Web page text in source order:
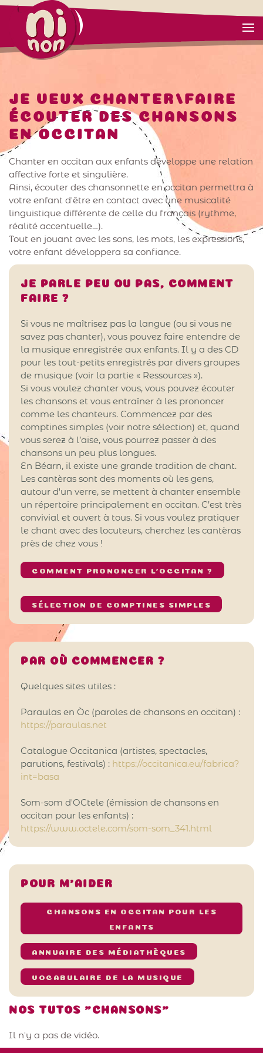
JE VEUX CHANTER/FAIRE
ÉCOUTER DES CHANSONS
EN OCCITAN
Chanter en occitan aux enfants développe une relation
affective forte et singulière.
Ainsi, écouter des chansonnette en occitan permettra à
votre enfant d'être en contact avec une musicalité
linguistique différente de celle du français (rythme,
réalité accentuelle…).
Tout en jouant avec les sons, les mots, les expressions,
votre enfant développera sa confiance.
JE PARLE PEU OU PAS, COMMENT
FAIRE ?
Si vous ne maîtrisez pas la langue (ou si vous ne
savez pas chanter), vous pouvez faire entendre de
la musique enregistrée aux enfants. Il y a des CD
pour les tout-petits enregistrés par divers groupes
de musique (voir la partie « Ressources »).
Si vous voulez chanter vous, vous pouvez écouter
les chansons et vous entraîner à les prononcer
comme les chanteurs. Commencez par des
comptines simples (voir notre sélection) et, quand
vous serez à l’aise, vous pourrez passer à des
chansons un peu plus longues.
En Béarn, il existe une grande tradition de chant.
Les cantèras sont des moments où les gens,
autour d'un verre, se mettent à chanter ensemble
un répertoire principalement en occitan. C’est très
convivial et ouvert à tous. Si vous voulez pratiquer
le chant avec des locuteurs, cherchez les cantèras
près de chez vous !
COMMENT PRONONCER L’OCCITAN ?
SÉLECTION DE COMPTINES SIMPLES
PAR OÙ COMMENCER ?
Quelques sites utiles :
Paraulas en Òc (paroles de chansons en occitan) :
https://paraulas.net
Catalogue Occitanica (artistes, spectacles,
parutions, festivals) : https://occitanica.eu/fabrica?
int=basa
Som-som d'OCtele (émission de chansons en
occitan pour les enfants) :
https://www.octele.com/som-som_341.html
POUR M’AIDER
CHANSONS EN OCCITAN POUR LES
ENFANTS
ANNUAIRE DES MÉDIATHÈQUES
VOCABULAIRE DE LA MUSIQUE
NOS TUTOS "CHANSONS"
Il n'y a pas de vidéo.